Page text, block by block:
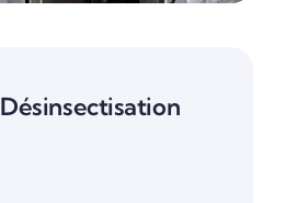
Désinsectisation